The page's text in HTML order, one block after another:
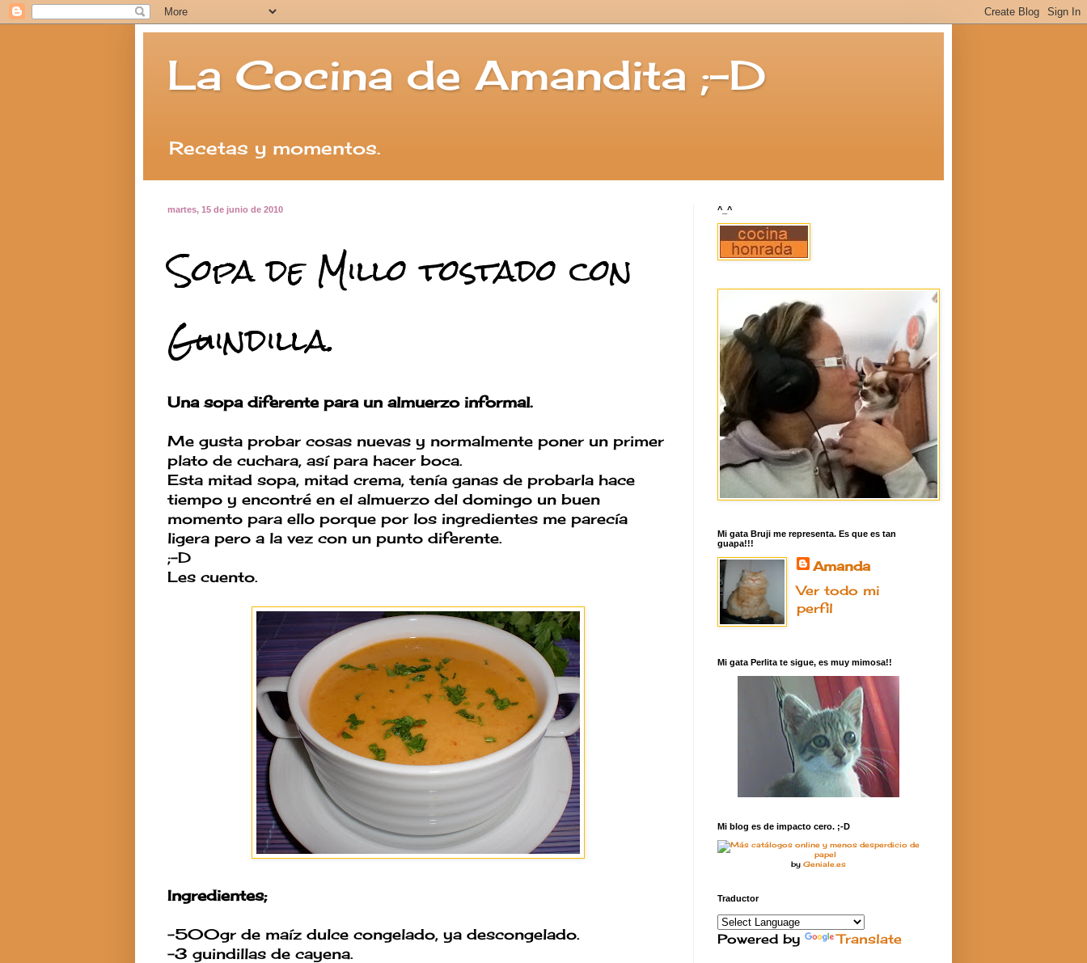
La Cocina de Amandita ;-D
Recetas y momentos.
martes, 15 de junio de 2010
Sopa de Millo tostado con
Guindilla.
Una sopa diferente para un almuerzo informal.
Me gusta probar cosas nuevas y normalmente poner un primer
plato de cuchara, así para hacer boca.
Esta mitad sopa, mitad crema, tenía ganas de probarla hace
tiempo y encontré en el almuerzo del domingo un buen
momento para ello porque por los ingredientes me parecía
ligera pero a la vez con un punto diferente.
;-D
Les cuento.
Ingredientes;
-500gr de maíz dulce congelado, ya descongelado.
-3 guindillas de cayena.
^_^
Mi gata Bruji me representa. Es que es tan
guapa!!!
Amanda
Ver todo mi
perfil
Mi gata Perlita te sigue, es muy mimosa!!
Mi blog es de impacto cero. ;-D
by Geniale.es
Traductor
Powered by Translate